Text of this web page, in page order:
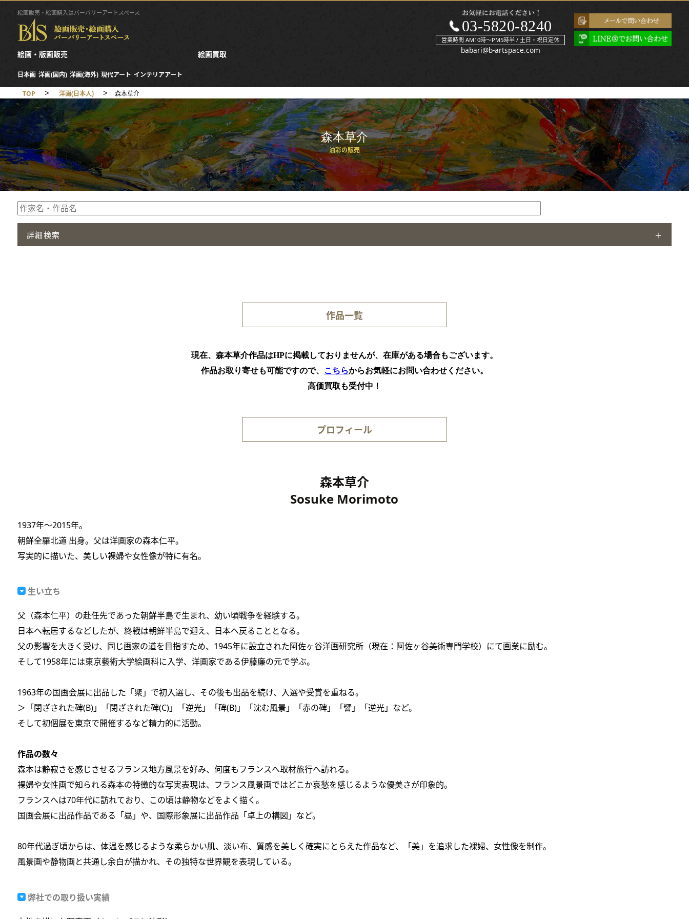
絵画販売・絵画購入はバーバリーアートスペース
絵画・版画販売
日本画 洋画(国内) 洋画(海外) 現代アート インテリアアート
絵画買取
03-5820-8240
営業時間 AM10時～PM5時半 / 土日・祝日定休
babari@b-artspace.com
TOP > 洋画(日本人) > 森本草介
森本草介
油彩の販売
詳細検索
作品一覧
現在、森本草介作品はHPに掲載しておりませんが、在庫がある場合もございます。
作品お取り寄せも可能ですので、 こちらからお気軽にお問い合わせください。
高価買取も受付中！
プロフィール
森本草介
Sosuke Morimoto
1937年～2015年。
朝鮮全羅北道 出身。父は洋画家の森本仁平。
写実的に描いた、美しい裸婦や女性像が特に有名。
生い立ち
父（森本仁平）の赴任先であった朝鮮半島で生まれ、幼い頃戦争を経験する。
日本へ転居するなどしたが、終戦は朝鮮半島で迎え、日本へ戻ることとなる。
父の影響を大きく受け、同じ画家の道を目指すため、1945年に設立された阿佐ヶ谷洋画研究所（現在：阿佐ヶ谷美術専門学校）にて画業に励む。
そして1958年には東京藝術大学絵画科に入学、洋画家である伊藤廉の元で学ぶ。
1963年の国画会展に出品した「聚」で初入選し、その後も出品を続け、入選や受賞を重ねる。
＞「閉ざされた碑(B)」「閉ざされた碑(C)」「逆光」「碑(B)」「沈む風景」「赤の碑」「響」「逆光」など。
そして初個展を東京で開催するなど精力的に活動。
作品の数々
森本は静寂さを感じさせるフランス地方風景を好み、何度もフランスへ取材旅行へ訪れる。
裸婦や女性画で知られる森本の特徴的な写実表現は、フランス風景画ではどこか哀愁を感じるような優美さが印象的。
フランスへは70年代に訪れており、この頃は静物などをよく描く。
国画会展に出品作品である「昼」や、国際形象展に出品作品「卓上の構図」など。
80年代過ぎ頃からは、体温を感じるような柔らかい肌、淡い布、質感を美しく確実にとらえた作品など、「美」を追求した裸婦、女性像を制作。
風景画や静物画と共通し余白が描かれ、その独特な世界観を表現している。
弊社での取り扱い実績